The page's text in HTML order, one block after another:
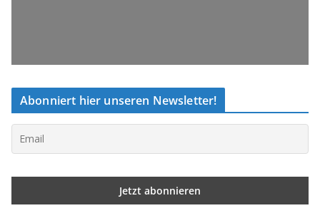
Abonniert hier unseren Newsletter!